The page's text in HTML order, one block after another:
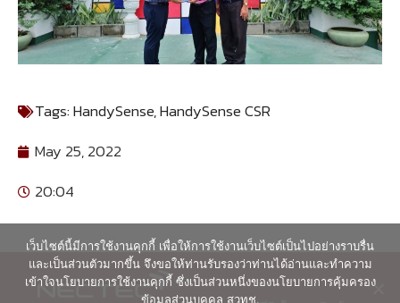
Tags:HandySense,HandySense CSR
May 25, 2022
20:04
เว็บไซต์นี้มีการใช้งานคุกกี้ เพื่อให้การใช้งานเว็บไซต์เป็นไปอย่างราบรื่น
และเป็นส่วนตัวมากขึ้น จึงขอให้ท่านรับรองว่าท่านได้อ่านและทำความ
เข้าใจนโยบายการใช้งานคุกกี้ ซึ่งเป็นส่วนหนึ่งของนโยบายการคุ้มครอง
ข้อมูลส่วนบุคคล สวทช.